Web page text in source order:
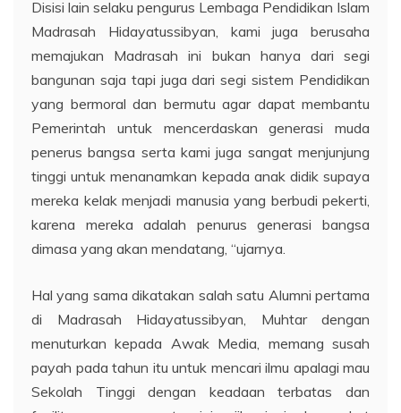
Disisi lain selaku pengurus Lembaga Pendidikan Islam
Madrasah Hidayatussibyan, kami juga berusaha
memajukan Madrasah ini bukan hanya dari segi
bangunan saja tapi juga dari segi sistem Pendidikan
yang bermoral dan bermutu agar dapat membantu
Pemerintah untuk mencerdaskan generasi muda
penerus bangsa serta kami juga sangat menjunjung
tinggi untuk menanamkan kepada anak didik supaya
mereka kelak menjadi manusia yang berbudi pekerti,
karena mereka adalah penurus generasi bangsa
dimasa yang akan mendatang, “ujarnya.
Hal yang sama dikatakan salah satu Alumni pertama
di Madrasah Hidayatussibyan, Muhtar dengan
menuturkan kepada Awak Media, memang susah
payah pada tahun itu untuk mencari ilmu apalagi mau
Sekolah Tinggi dengan keadaan terbatas dan